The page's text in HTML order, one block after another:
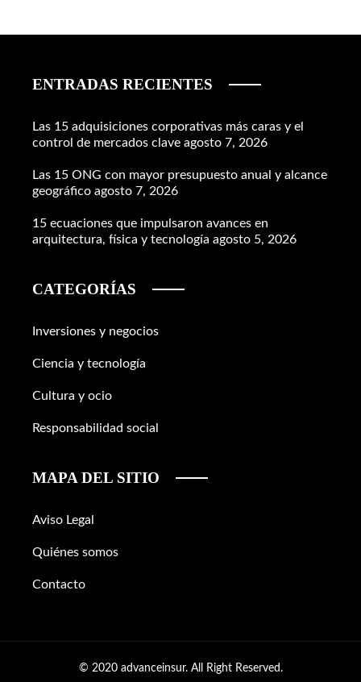
ENTRADAS RECIENTES
Las 15 adquisiciones corporativas más caras y el
control de mercados clave agosto 7, 2026
Las 15 ONG con mayor presupuesto anual y alcance
geográfico agosto 7, 2026
15 ecuaciones que impulsaron avances en
arquitectura, física y tecnología agosto 5, 2026
CATEGORÍAS
Inversiones y negocios
Ciencia y tecnología
Cultura y ocio
Responsabilidad social
MAPA DEL SITIO
Aviso Legal
Quiénes somos
Contacto
© 2020 advanceinsur. All Right Reserved.